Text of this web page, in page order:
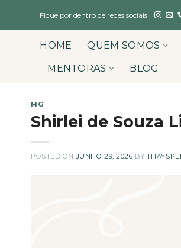
Fique por dentro de redes sociais
HOME QUEM SOMOS
MENTORAS BLOG
MG
Shirlei de Souza
POSTED ONJUNHO 29, 2026 BY